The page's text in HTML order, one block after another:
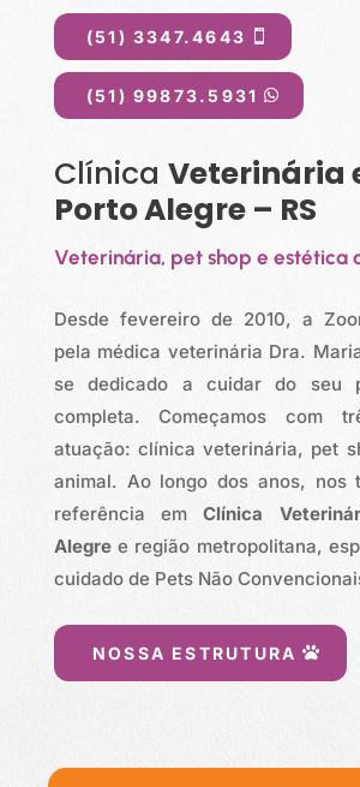
(51) 3347.4643
(51) 99873.5931
Clínica Veterinária
Porto Alegre – RS
Veterinária, pet shop e estética
Desde fevereiro de 2010, a
pela médica veterinária Dra.
se dedicado a cuidar do seu
completa. Começamos com
atuação: clínica veterinária, pet
animal. Ao longo dos anos, nos
referência emClínica
Alegree região metropolitana,
cuidado de Pets Não
NOSSA ESTRUTURA